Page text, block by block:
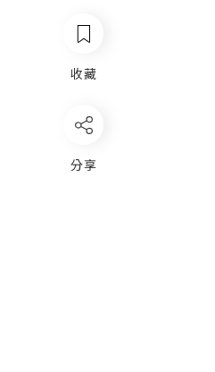
收藏
分享